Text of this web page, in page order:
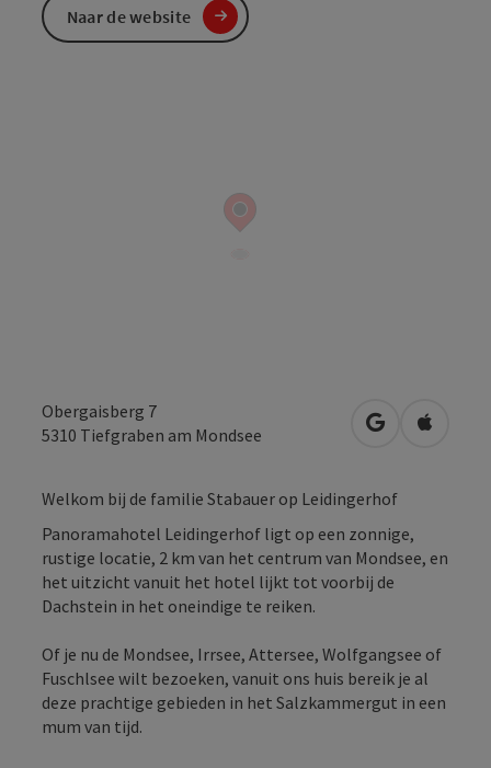
Obergaisberg 7
5310 Tiefgraben am Mondsee Openen in
Welkom bij de familie Stabauer op Leidingerhof
Panoramahotel Leidingerhof ligt op een zonnige,
rustige locatie, 2 km van het centrum van Mondsee, en
het uitzicht vanuit het hotel lijkt tot voorbij de
Dachstein in het oneindige te reiken.
Of je nu de Mondsee, Irrsee, Attersee, Wolfgangsee of
Fuschlsee wilt bezoeken, vanuit ons huis bereik je al
deze prachtige gebieden in het Salzkammergut in een
mum van tijd.
Naar de website